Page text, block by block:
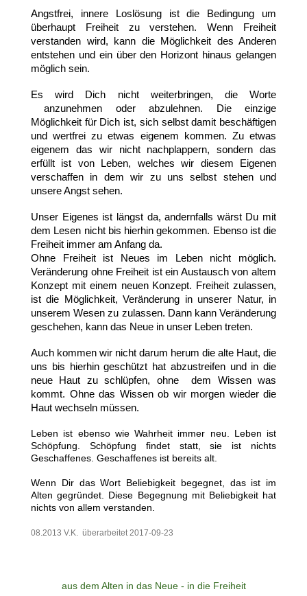
Angstfrei, innere Loslösung ist die Bedingung um
überhaupt Freiheit zu verstehen. Wenn Freiheit
verstanden wird, kann die Möglichkeit des Anderen
entstehen und ein über den Horizont hinaus gelangen
möglich sein.
Es wird Dich nicht weiterbringen, die Worte
anzunehmen oder abzulehnen. Die einzige
Möglichkeit für Dich ist, sich selbst damit beschäftigen
und wertfrei zu etwas eigenem kommen. Zu etwas
eigenem das wir nicht nachplappern, sondern das
erfüllt ist von Leben, welches wir diesem Eigenen
verschaffen in dem wir zu uns selbst stehen und
unsere Angst sehen.
Unser Eigenes ist längst da, andernfalls wärst Du mit
dem Lesen nicht bis hierhin gekommen. Ebenso ist die
Freiheit immer am Anfang da.
Ohne Freiheit ist Neues im Leben nicht möglich.
Veränderung ohne Freiheit ist ein Austausch von altem
Konzept mit einem neuen Konzept. Freiheit zulassen,
ist die Möglichkeit, Veränderung in unserer Natur, in
unserem Wesen zu zulassen. Dann kann Veränderung
geschehen, kann das Neue in unser Leben treten.
Auch kommen wir nicht darum herum die alte Haut, die
uns bis hierhin geschützt hat abzustreifen und in die
neue Haut zu schlüpfen, ohne dem Wissen was
kommt. Ohne das Wissen ob wir morgen wieder die
Haut wechseln müssen.
Leben ist ebenso wie Wahrheit immer neu. Leben ist
Schöpfung. Schöpfung findet statt, sie ist nichts
Geschaffenes. Geschaffenes ist bereits alt.
Wenn Dir das Wort Beliebigkeit begegnet, das ist im
Alten gegründet. Diese Begegnung mit Beliebigkeit hat
nichts von allem verstanden.
08.2013 V.K. überarbeitet 2017-09-23
aus dem Alten in das Neue - in die Freiheit